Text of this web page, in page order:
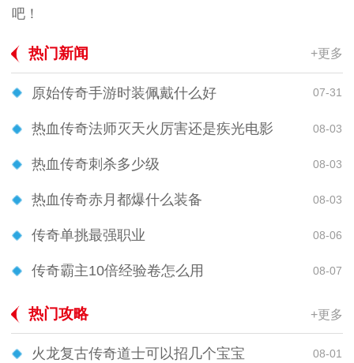
吧！
热门新闻 +更多
原始传奇手游时装佩戴什么好 07-31
热血传奇法师灭天火厉害还是疾光电影 08-03
热血传奇刺杀多少级 08-03
热血传奇赤月都爆什么装备 08-03
传奇单挑最强职业 08-06
传奇霸主10倍经验卷怎么用 08-07
热门攻略 +更多
火龙复古传奇道士可以招几个宝宝 08-01